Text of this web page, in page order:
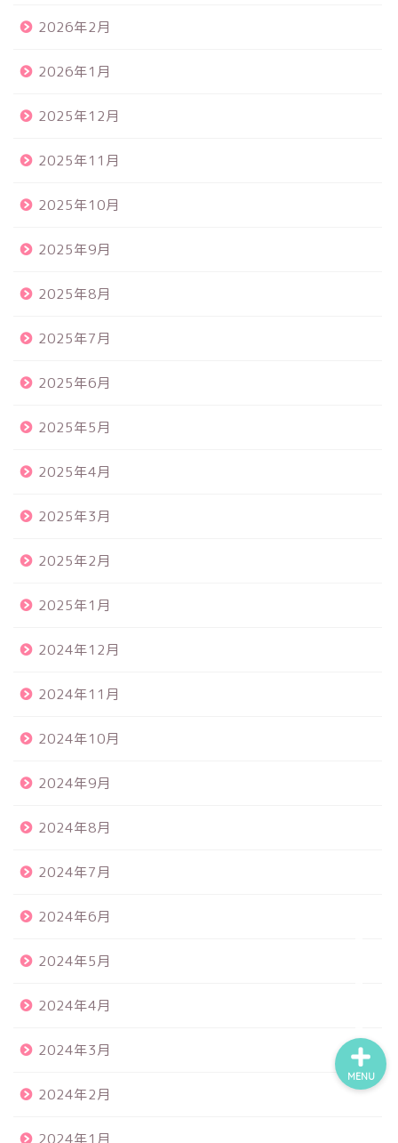
2026年2月
2026年1月
2025年12月
2025年11月
2025年10月
2025年9月
2025年8月
2025年7月
2025年6月
2025年5月
2025年4月
2025年3月
2025年2月
2025年1月
2024年12月
2024年11月
2024年10月
2024年9月
2024年8月
2024年7月
2024年6月
2024年5月
2024年4月
2024年3月
2024年2月
2024年1月
MENU